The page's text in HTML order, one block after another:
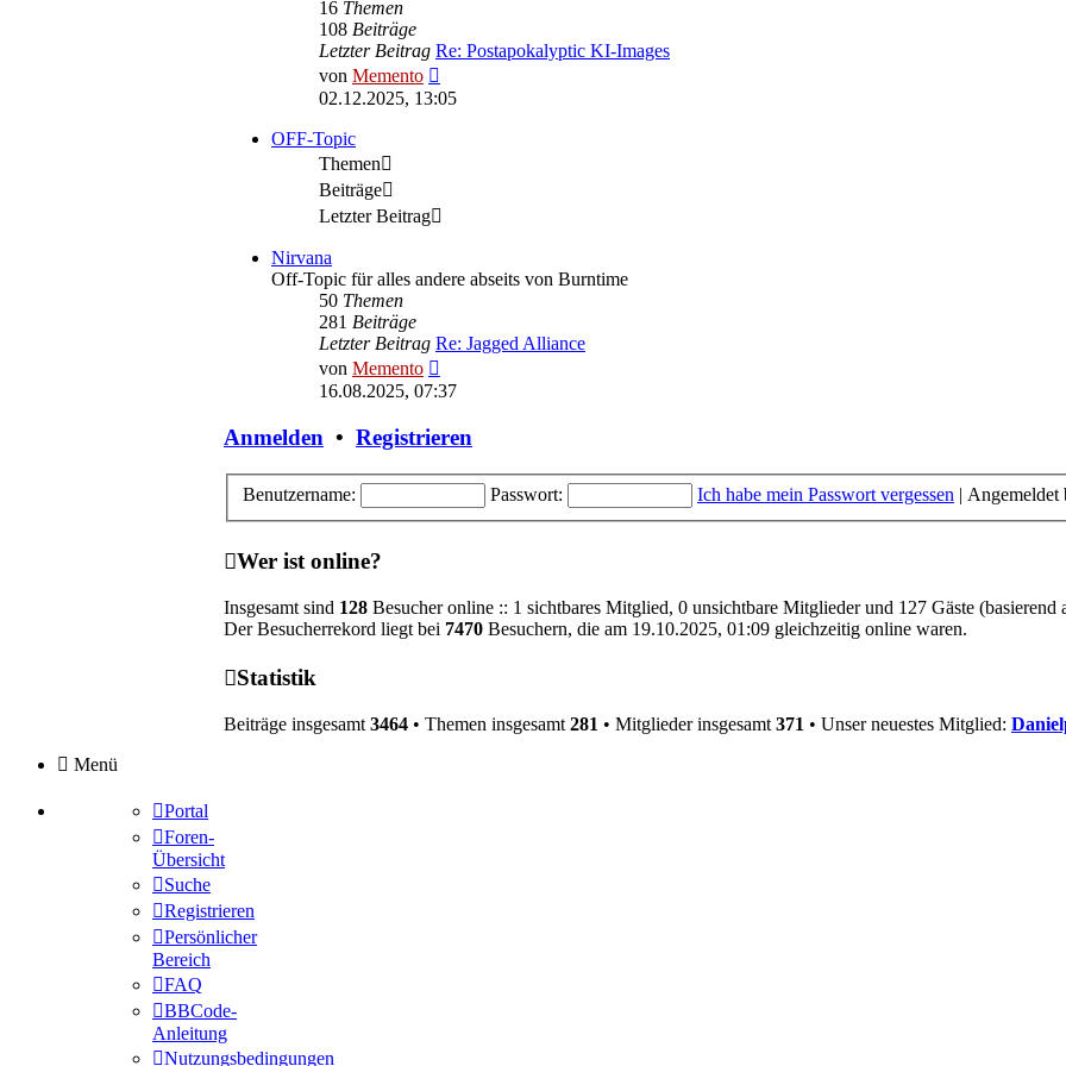
16 Themen
108 Beiträge
Letzter Beitrag Re: Postapokalyptic KI-Images
von Memento
Beitrag
02.12.2025, 13:05
OFF-Topic
Themen
Beiträge
Letzter Beitrag
Nirvana
Off-Topic für alles andere abseits von Burntime
50 Themen
281 Beiträge
Letzter Beitrag Re: Jagged Alliance
von Memento
Beitrag
16.08.2025, 07:37
Anmelden • Registrieren
Benutzername: Passwort: Ich habe mein Passwort vergessen | Angemeldet
Wer ist online?
Insgesamt sind 128 Besucher online :: 1 sichtbares Mitglied, 0 unsichtbare Mitglieder und 127 Gäste
Der Besucherrekord liegt bei 7470 Besuchern, die am 19.10.2025, 01:09 gleichzeitig online waren.
Statistik
Beiträge insgesamt 3464 • Themen insgesamt 281 • Mitglieder insgesamt 371 • Unser neuestes Mitglied:
Menü
Portal
Foren-
Übersicht
Suche
Registrieren
Persönlicher
Bereich
FAQ
BBCode-
Anleitung
Nutzungsbedingungen